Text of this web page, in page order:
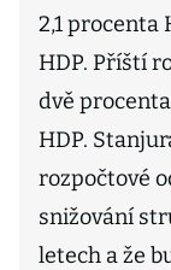
2,1 procenta
HDP. Příští
dvě
HDP.
rozpočtové
snižování
letech a že